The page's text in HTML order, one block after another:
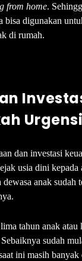
from home.
bisa digunakan
di rumah.
dan investasi
usia dini kepada
anak sudah
tahun anak atau
sudah
ini masih